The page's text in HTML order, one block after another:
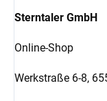
Sterntaler GmbH
Online-Shop
Werkstraße 6-8,